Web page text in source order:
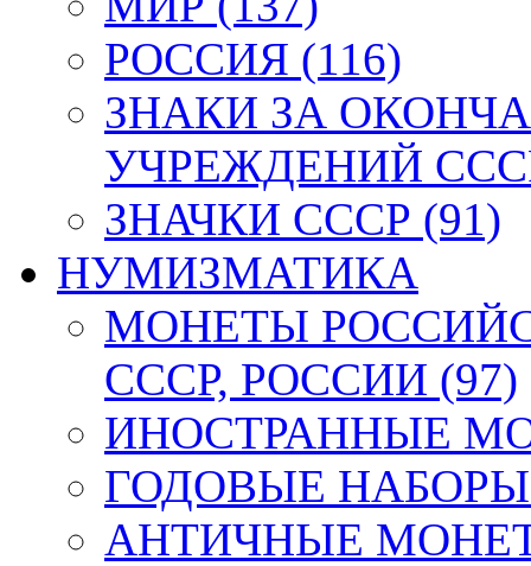
РОССИЯ (116)
ЗНАКИ ЗА
УЧРЕЖДЕНИЙ
ЗНАЧКИ СССР (91)
НУМИЗМАТИКА
МОНЕТЫ
СССР, РОССИИ (97)
ИНОСТРАННЫЕ
ГОДОВЫЕ НАБОРЫ
АНТИЧНЫЕ